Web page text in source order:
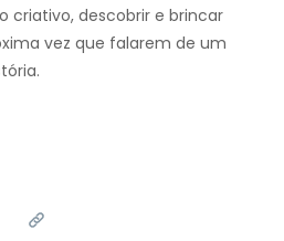
criativo, descobrir e brincar
vez que falarem de um